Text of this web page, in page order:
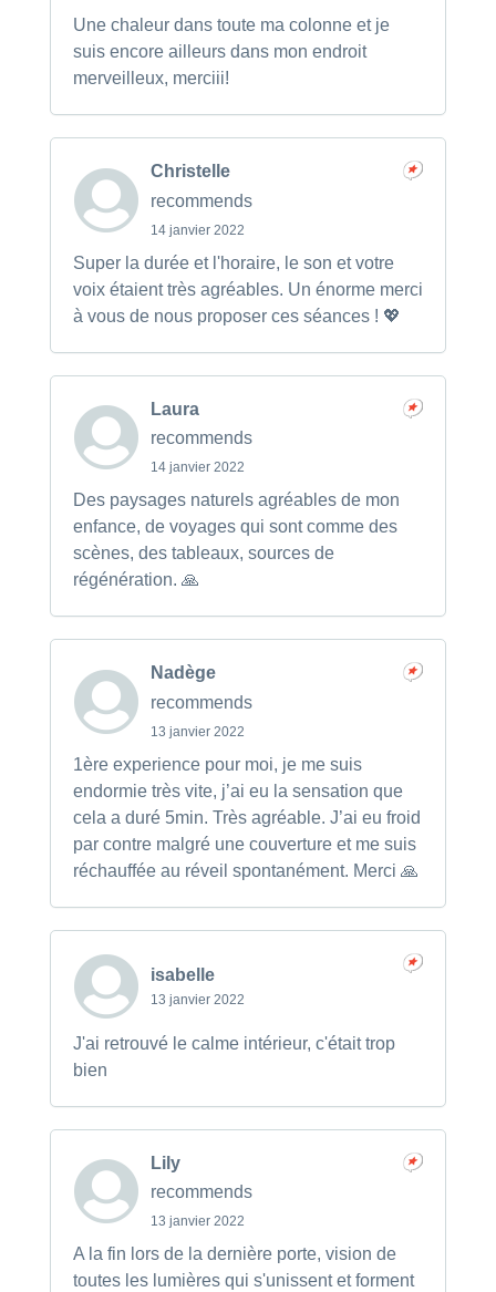
Une chaleur dans toute ma colonne et je
suis encore ailleurs dans mon endroit
merveilleux, merciii!
Christelle
recommends
14 janvier 2022
Super la durée et l'horaire, le son et votre
voix étaient très agréables. Un énorme merci
à vous de nous proposer ces séances ! 💖
Laura
recommends
14 janvier 2022
Des paysages naturels agréables de mon
enfance, de voyages qui sont comme des
scènes, des tableaux, sources de
régénération. 🙏
Nadège
recommends
13 janvier 2022
1ère experience pour moi, je me suis
endormie très vite, j’ai eu la sensation que
cela a duré 5min. Très agréable. J’ai eu froid
par contre malgré une couverture et me suis
réchauffée au réveil spontanément. Merci 🙏
isabelle
13 janvier 2022
J'ai retrouvé le calme intérieur, c'était trop
bien
Lily
recommends
13 janvier 2022
A la fin lors de la dernière porte, vision de
toutes les lumières qui s'unissent et forment